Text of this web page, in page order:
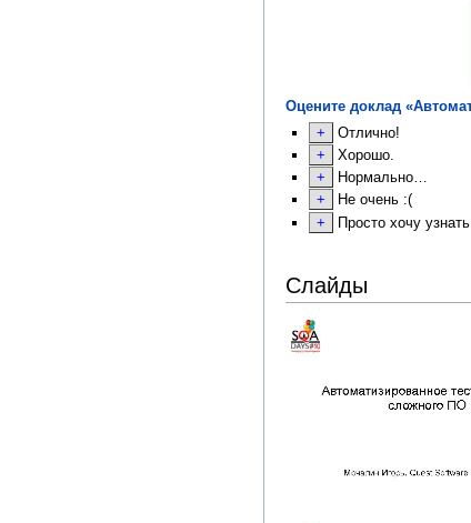
Оцените доклад
Отлично!
Хорошо.
Нормально…
Не очень :(
Просто хочу
Слайды